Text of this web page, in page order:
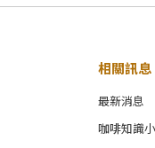
相關訊息
最新消息
咖啡知識